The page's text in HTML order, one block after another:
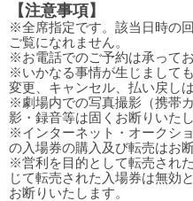
【注意事項】
※全席指定です。該当日時の
ご覧になれません。
※お電話でのご予約は承ってお
※いかなる事情が生じまして
変更、キャンセル、払い戻し
※劇場内での写真撮影（携帯
影・録音等は固くお断りいたし
※インターネット・オークシ
の入場券の購入及び転売はお
※営利を目的として転売され
じて転売された入場券は無効
お断りいたします。